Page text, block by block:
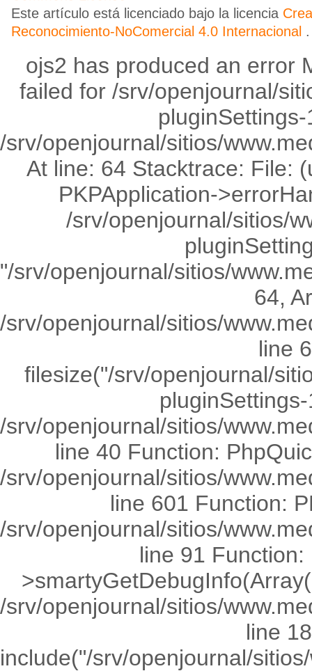
Este artículo está licenciado bajo la licencia
Reconocimiento-NoComercial 4.0 Internacional .
ojs2 has produced an error
failed for /srv/openjournal/
/srv/openjournal/sitios/
At line: 64 Stacktrace: File:
PKPApplication-
/srv/openjournal/sitios/
"/srv/openjournal/sitios/
64,
/srv/openjournal/sitios/
line
filesize("/srv/openjournal/
/srv/openjournal/sitios/
line 40 Function:
/srv/openjournal/sitios/
line 601 Function:
/srv/openjournal/sitios/
line 91
/srv/openjournal/sitios/
line
include("/srv/openjournal/